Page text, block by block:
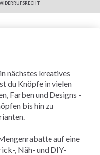
nächstes kreatives
du Knöpfe in vielen
Farben und Designs -
bis hin zu
auf eine
, Näh- und DIY-